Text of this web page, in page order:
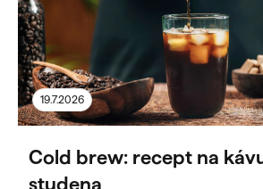
19.7.2026
Cold brew: recept na
studena